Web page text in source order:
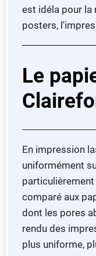
est idéla pour la
posters,
Le
En impression
uniformément
comparé aux
dont les pores
rendu des
plus uniforme,